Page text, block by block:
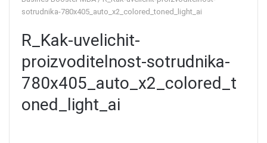
sotrudnika-780x405_auto_x2_colored_toned_light_ai
R_Kak-uvelichit-
proizvoditelnost-sotrudnika-
780x405_auto_x2_colored_t
oned_light_ai